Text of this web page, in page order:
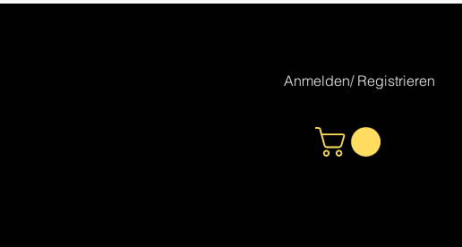
Anmelden/ Registrieren